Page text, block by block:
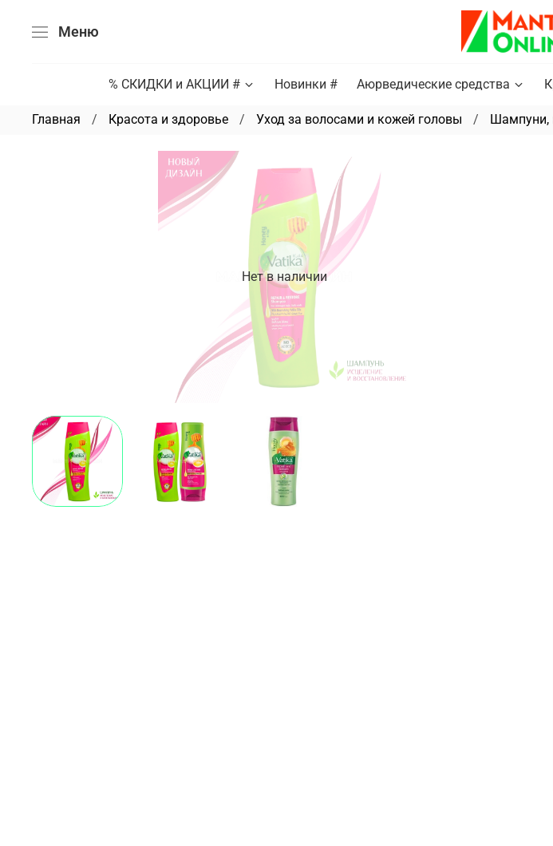
Меню
% СКИДКИ и АКЦИИ # Новинки # Аюрведические средства
Главная Красота и здоровье Уход за волосами и кожей головы Шампуни,
Нет в наличии